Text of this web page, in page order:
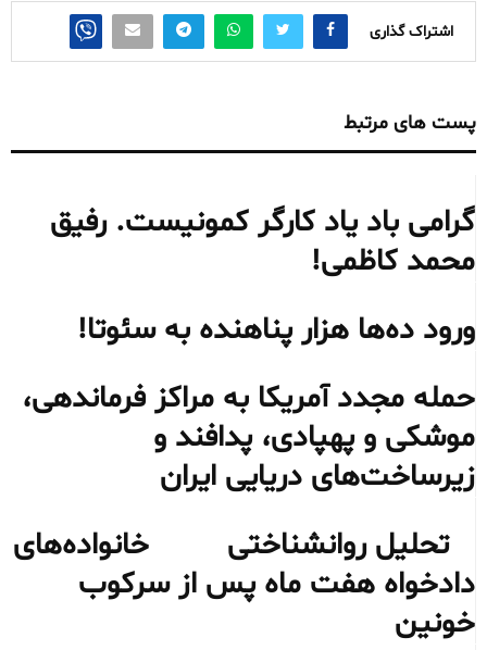
اشتراک گذاری
پست های مرتبط
گرامی باد یاد کارگر کمونیست. رفیق
محمد کاظمی!
ورود ده‌ها هزار پناهنده به سئوتا!
حمله مجدد آمریکا به مراکز فرماندهی،
موشکی و پهپادی، پدافند و
زیرساخت‌های دریایی ایران
تحلیل روانشناختی خانواده‌های
دادخواه هفت ماه پس از سرکوب
خونین